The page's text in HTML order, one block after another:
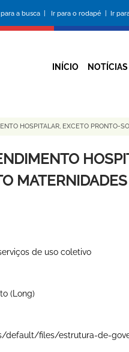
para a busca | Ir para o rodapé | Ir
INÍCIO NOTÍCIAS
HOSPITALAR, EXCETO PRONTO-
MATERNIDADES
de uso coletivo
(Long)
default/files/estrutura-de-